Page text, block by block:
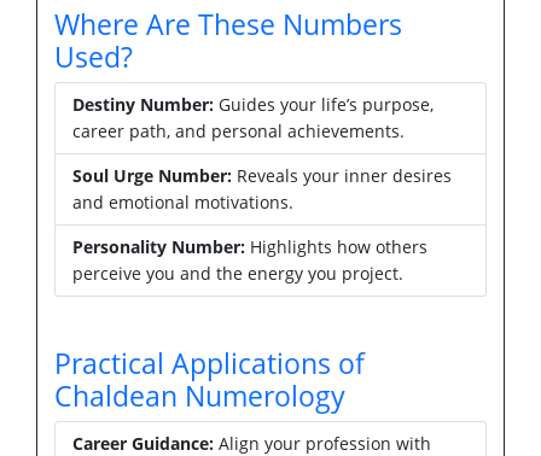
Where Are These Numbers
Used?
Destiny Number: Guides your life’s purpose,
career path, and personal achievements.
Soul Urge Number: Reveals your inner desires
and emotional motivations.
Personality Number: Highlights how others
perceive you and the energy you project.
Practical Applications of
Chaldean Numerology
Career Guidance: Align your profession with